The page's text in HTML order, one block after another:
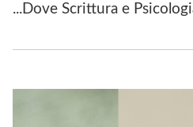
camminare,
...dove Scrittura e